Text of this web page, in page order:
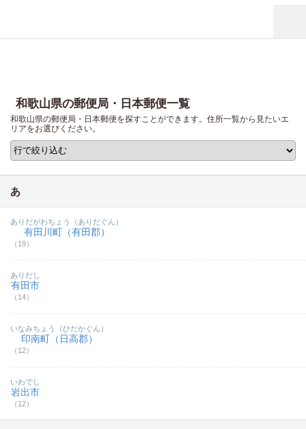
和歌山県の郵便局・日本郵便一覧
和歌山県の郵便局・日本郵便を探すことができます。住所一覧から見たいエ
リアをお選びください。
あ
有田川町（有田郡）
（19）
ありだがわちょう（ありだぐん）
有田市
（14）
ありだし
印南町（日高郡）
（12）
いなみちょう（ひだかぐん）
岩出市
（12）
いわでし